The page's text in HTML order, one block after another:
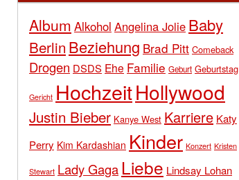
Album Alkohol Angelina Jolie Baby
Berlin Beziehung Brad Pitt Comeback
Drogen DSDS Ehe Familie Geburt Geburtstag
Gericht HochzeitHollywood
Justin Bieber Kanye West Karriere Katy
Perry Kim Kardashian Kinder Konzert Kristen
Stewart Lady Gaga Liebe Lindsay Lohan